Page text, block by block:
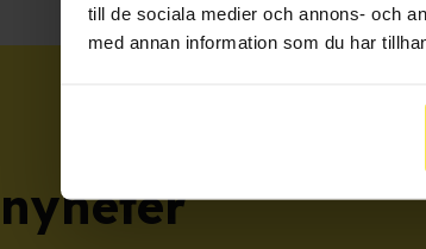
till de sociala medier och annons- och
med annan information som du har